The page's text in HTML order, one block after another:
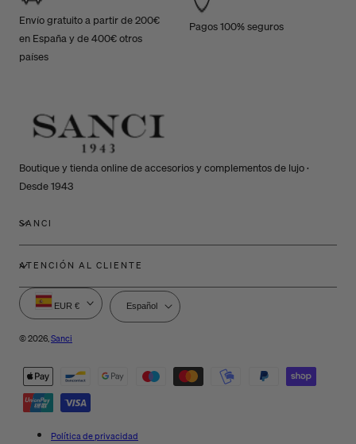
Envío gratuito a partir de 200€
en España y de 400€ otros
países
Pagos 100% seguros
Boutique y tienda online de accesorios y complementos de lujo ·
Desde 1943
SANCI
ATENCIÓN AL CLIENTE
P
a
g
EUR €
I
d
m
Español
© 2026,Sanci
Métodos
de
pago
Política de privacidad